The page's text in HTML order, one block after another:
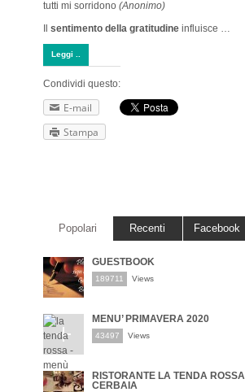
tutti mi sorridono (Anonimo)
sentimento della gratitudine influisce …
Leggi ..
Condividi questo:
E-mail
Stampa
Popolari Recenti Facebook
GUESTBOOK
189711 Views
MENU’ PRIMAVERA 2020
43497 Views
RISTORANTE LA TENDA ROSSA
CERBAIA